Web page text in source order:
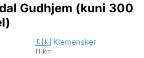
Gudhjem (kuni 300
🇩🇰 Klemensker
11 km